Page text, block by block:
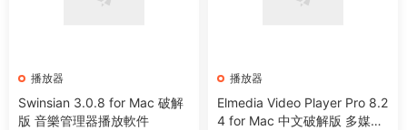
播放器
Swinsian 3.0.8 for Mac 破解
版 音樂管理器播放軟件
播放器
Elmedia Video Player Pro 8.2
4 for Mac 中文破解版 多媒體